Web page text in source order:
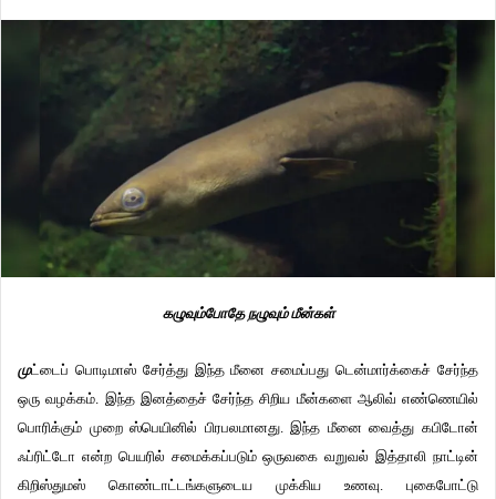
கழுவும்போதே நழுவும் மீன்கள்
முட்டைப் பொடிமாஸ் சேர்த்து இந்த மீனை சமைப்பது டென்மார்க்கைச் சேர்ந்த
ஒரு வழக்கம் இந்த இனத்தைச் சேர்ந்த சிறிய மீன்களை ஆலிவ் எண்ணெயில்
பொரிக்கும் முறை ஸ்பெயினில் பிரபலமானது.இந்த மீனை வைத்து கபிடோன்
ஃப்ரிட்டோ என்ற பெயரில் சமைக்கப்படும் ஒருவகை வறுவல் இத்தாலி நாட்டின்
கிறிஸ்துமஸ்
கொண்டாட்டங்களுடைய முக்கிய உணவு
புகைபோட்டு